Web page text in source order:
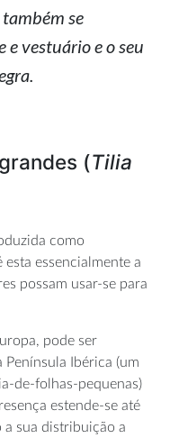
se
vestuário e o seu
(Tilia
como
essencialmente a
possam usar-se para
pode ser
Ibérica (um
de-folhas-pequenas)
estende-se até
a sua distribuição a